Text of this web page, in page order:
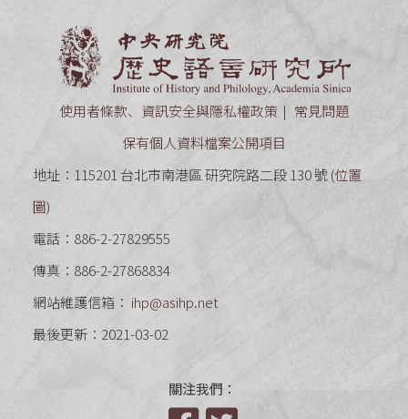
使用者條款、資訊安全與隱私權政策
常見問題
保有個人資料檔案公開項目
地址：115201 台北市南港區 研究院路二段 130 號 (位置
圖)
電話：886-2-27829555
傳真：886-2-27868834
網站維護信箱： ihp@asihp.net
最後更新：2021-03-02
關注我們：